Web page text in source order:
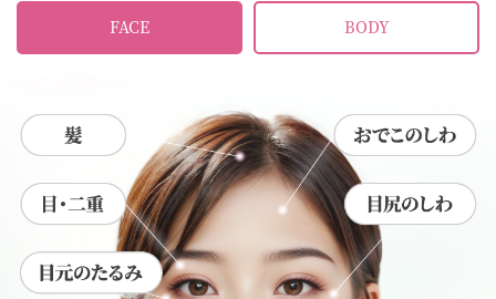
FACE BODY